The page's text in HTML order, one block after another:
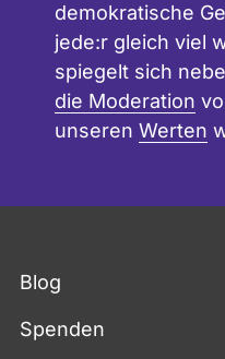
demokratische
jede:r gleich viel
spiegelt sich
die Moderation
unseren Werten
Blog
Spenden